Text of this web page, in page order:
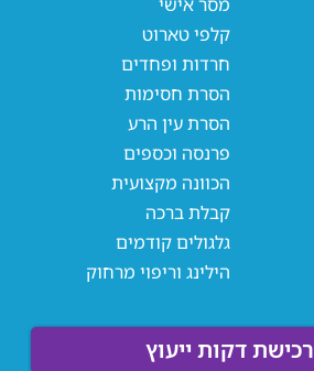
קלפי טארוט
חרדות ופחדים
הסרת חסימות
הסרת עין הרע
פרנסה וכספים
הכוונה מקצועית
קבלת ברכה
גלגולים קודמים
הילינג וריפוי מרחוק
רכישת דקות ייעוץ